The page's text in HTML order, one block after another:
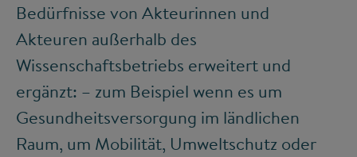
Bedürfnisse von Akteurinnen und
Akteuren außerhalb des
Wissenschaftsbetriebs erweitert und
ergänzt: – zum Beispiel wenn es um
Gesundheitsversorgung im ländlichen
Raum, um Mobilität, Umweltschutz oder